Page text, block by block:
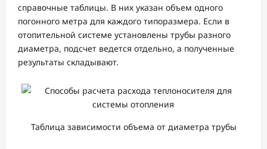
справочные таблицы. В них указан объем одного
погонного метра для каждого типоразмера. Если в
отопительной системе установлены трубы разного
диаметра, подсчет ведется отдельно, а полученные
результаты складывают.
Таблица зависимости объема от диаметра трубы